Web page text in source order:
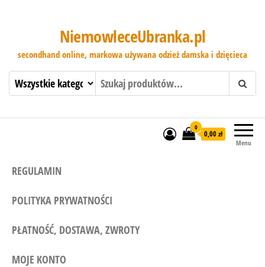
NiemowleceUbranka.pl
secondhand online, markowa używana odzież damska i dzięcieca
Menu
0
0,00 zł
REGULAMIN
POLITYKA PRYWATNOŚCI
PŁATNOŚĆ, DOSTAWA, ZWROTY
MOJE KONTO